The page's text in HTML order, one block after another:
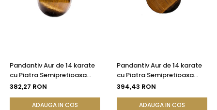
Seturi Perle cu Argint
Brățări cu Perle
Pandantiv Aur de 14 karate
cu Piatra Semipretioasa
Naturala de Ochi de Tigru
382,27 RON
ADAUGA IN COS
Pandantiv Aur de 14 karate
cu Piatra Semipretioasa
Naturala de Ochi de Tigru
394,43 RON
ADAUGA IN COS